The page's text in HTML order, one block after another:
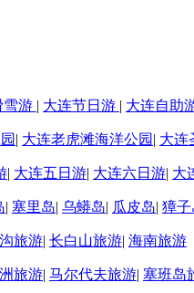
雪游 | 大连节日游 | 大连自助
| 大连老虎滩海洋公园 | 大连
| 大连五日游| 大连六日游| 大
| 塞里岛| 乌蟒岛| 瓜皮岛| 獐子
旅游| 长白山旅游| 海南旅游
旅游| 马尔代夫旅游| 塞班岛